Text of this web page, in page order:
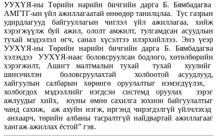
УУХҮЯ-ны Төрийн нарийн бичгийн дарга Б. Бямбадагва
АМГТГ-ын үйл ажиллагаатай өнөөдөр танилцлаа. Тус газрын
удирдлагууд байгууллагын чиглэл үйл ажиллагаа, хийж
хэрэгжүүлж буй ажил, ололт амжилт, тулгамдсан асуудлын
тухай мэдээлэл өгч, санал хүсэлтээ илэрхийллээ. Энэ үеэр
УУХҮЯ-ны Төрийн нарийн бичгийн дарга Б. Бямбадагва
хэлэхдээ УУХҮЯ-наас боловсруулсан бодлого, хөтөлбөрийн
хэрэгжилт, Ашигт малтмалын тухай тухай хуулийг
шинэчилэн боловсруулахтай холбоотой асуудлууд,
хайгуулын салбарын хөрөнгө оруулалтыг нэмэгдүүлэх,
холбогдох мэдээллийг нэгдсэн системд оруулах зэрэг
ажлуудыг хийх, юуны өмнө сахилга зохион байгуулалтыг
чанд сахиж, аж ахуйн нэгж, иргэнд чирэгдэлгүй үйлчлэхэд
анхаарч, төрийн албаны тасралтгүй найдвартай ажиллагааг
хангаж ажиллах ёстой” гэв.